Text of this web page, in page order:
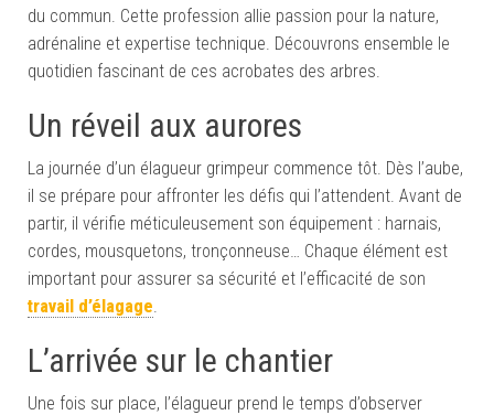
du commun. Cette profession allie passion pour la nature,
adrénaline et expertise technique. Découvrons ensemble le
quotidien fascinant de ces acrobates des arbres.
Un réveil aux aurores
La journée d’un élagueur grimpeur commence tôt. Dès l’aube,
il se prépare pour affronter les défis qui l’attendent. Avant de
partir, il vérifie méticuleusement son équipement : harnais,
cordes, mousquetons, tronçonneuse… Chaque élément est
important pour assurer sa sécurité et l’efficacité de son
travail d’élagage.
L’arrivée sur le chantier
Une fois sur place, l’élagueur prend le temps d’observer